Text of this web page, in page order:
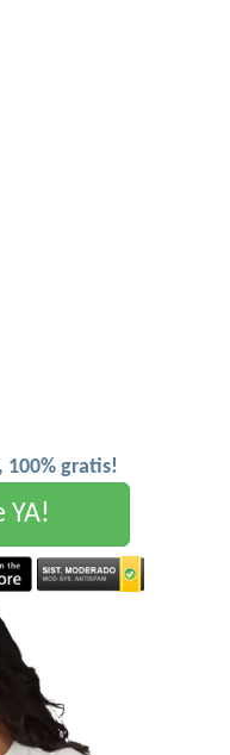
100% gratis!
YA!